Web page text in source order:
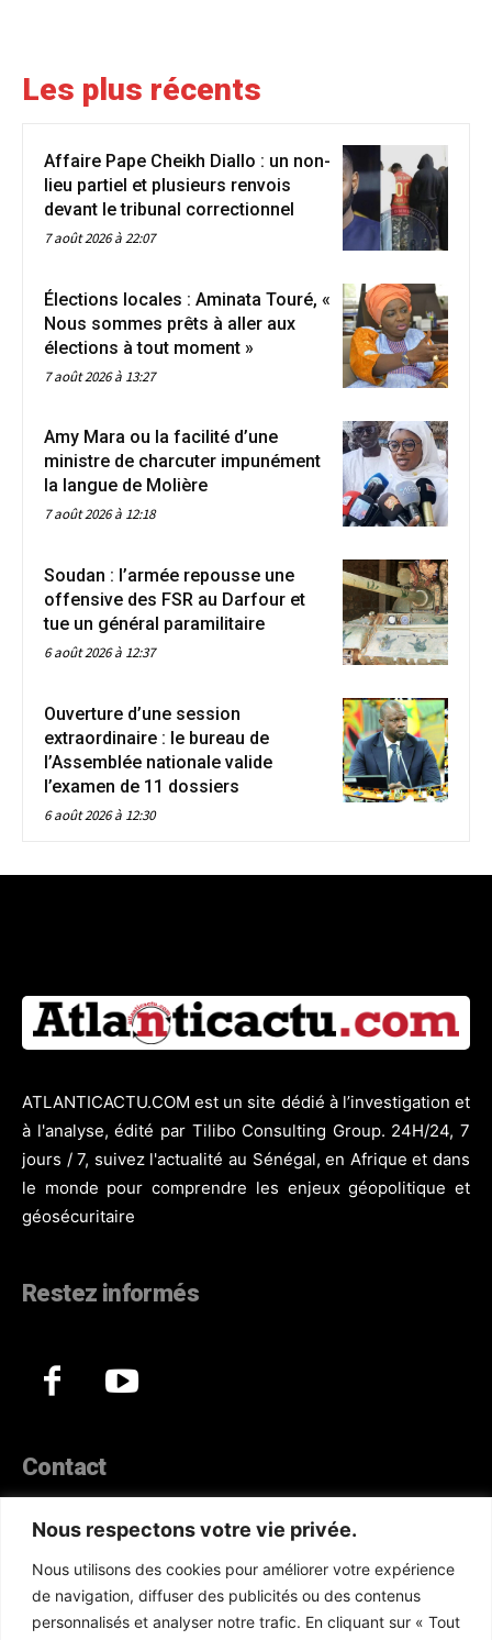
Nous respectons votre vie privée.
Nous utilisons des cookies pour améliorer votre expérience
de navigation, diffuser des publicités ou des contenus
personnalisés et analyser notre trafic. En cliquant sur « Tout
Les plus récents
Affaire Pape Cheikh Diallo : un non-
lieu partiel et plusieurs renvois
devant le tribunal correctionnel
7 août 2026 à 22:07
Élections locales : Aminata Touré, «
Nous sommes prêts à aller aux
élections à tout moment »
7 août 2026 à 13:27
Amy Mara ou la facilité d’une
ministre de charcuter impunément
la langue de Molière
7 août 2026 à 12:18
Soudan : l’armée repousse une
offensive des FSR au Darfour et
tue un général paramilitaire
6 août 2026 à 12:37
Ouverture d’une session
extraordinaire : le bureau de
l’Assemblée nationale valide
l’examen de 11 dossiers
6 août 2026 à 12:30
ATLANTICACTU.COM est un site dédié à l’investigation et
à l'analyse, édité par Tilibo Consulting Group. 24H/24, 7
jours / 7, suivez l'actualité au Sénégal, en Afrique et dans
le monde pour comprendre les enjeux géopolitique et
géosécuritaire
Restez informés
Contact
Téléphone :(+221) 70 330 86 87‬
WhatsApp : (+33) 6 52 17 85 46
E-mail : redaction@atlanticactu.com
E-mail : commercial@atlanticactu.com